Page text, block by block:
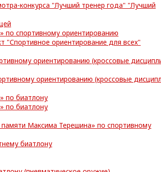
конкурса "Лучший тренер года" "Лучший
спортивному ориентированию
"Спортивное ориентирование для всех"
ориентированию (кроссовые
ориентированию (кроссовые
по биатлону
по биатлону
Максима Терешина» по спортивному
биатлону